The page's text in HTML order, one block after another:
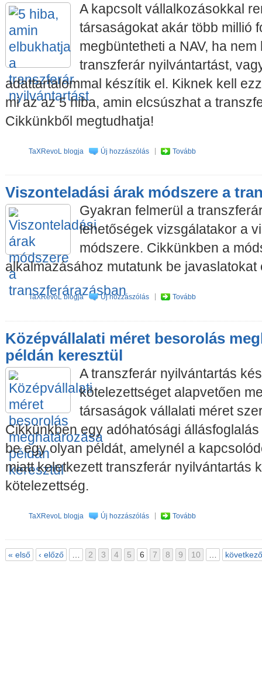
A kapcsolt vállalkozásokkal
társaságokat akár több millió
megbüntetheti a NAV, ha
transzferár nyilvántartást,
adattartalommal készítik el. Kiknek kell
mi az az 5 hiba, amin elcsúszhat a
Cikkünkből megtudhatja!
TaXRevoL blogja Új hozzászólás Tovább
Viszonteladási árak módszere a
Gyakran felmerül a
lehetőségek vizsgálatakor a
módszere. Cikkünkben a
alkalmazásához mutatunk be javaslatokat
TaXRevoL blogja Új hozzászólás Tovább
Középvállalati méret besorolás
példán keresztül
A transzferár nyilvántartás
kötelezettséget alapvetően
társaságok vállalati méret
Cikkünkben egy adóhatósági
be egy olyan példát, amelynél a
miatt keletkezett transzferár nyilvántartás
kötelezettség.
TaXRevoL blogja Új hozzászólás Tovább
« első ‹ előző 2 3 4 5 6 7 8 9 10